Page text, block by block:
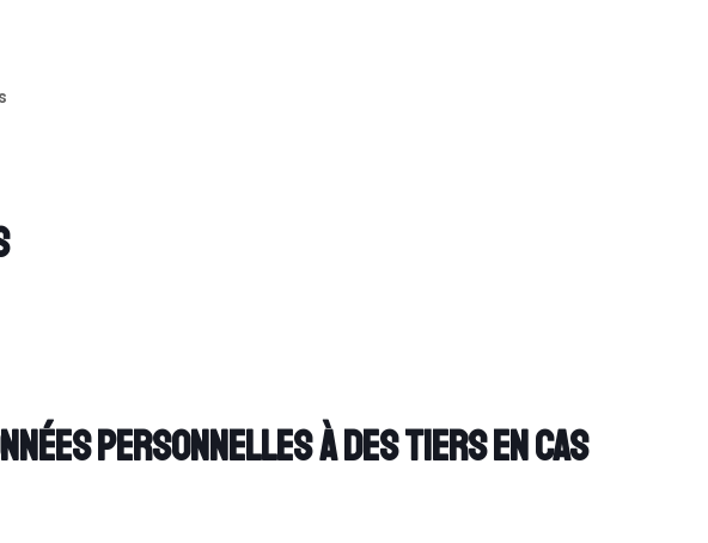
personnelles à des tiers en cas